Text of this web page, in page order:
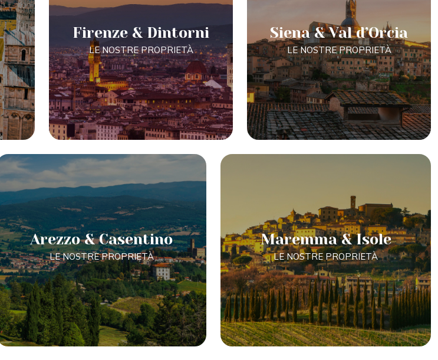
Firenze & Dintorni
LE NOSTRE PROPRIETÀ
Siena & Val d’Orcia
LE NOSTRE PROPRIETÀ
Arezzo & Casentino
LE NOSTRE PROPRIETÀ
Maremma & Isole
LE NOSTRE PROPRIETÀ